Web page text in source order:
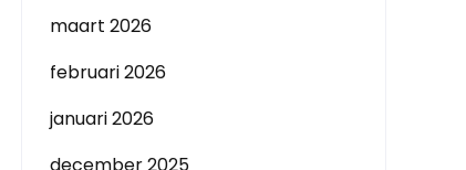
maart 2026
februari 2026
januari 2026